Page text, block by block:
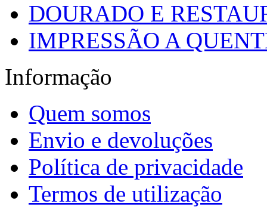
DOURADO E
IMPRESSÃO A
Informação
Quem somos
Envio e devoluções
Política de privacidade
Termos de utilização